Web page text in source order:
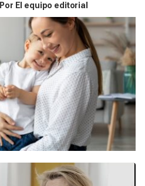
Por El equipo editorial